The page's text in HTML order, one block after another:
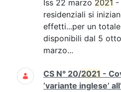
Iss 22 marzo 2021 -
residenziali si
effetti...per un
disponibili dal 5
marzo...
CS N° 20/2021 -
‘variante inglese’